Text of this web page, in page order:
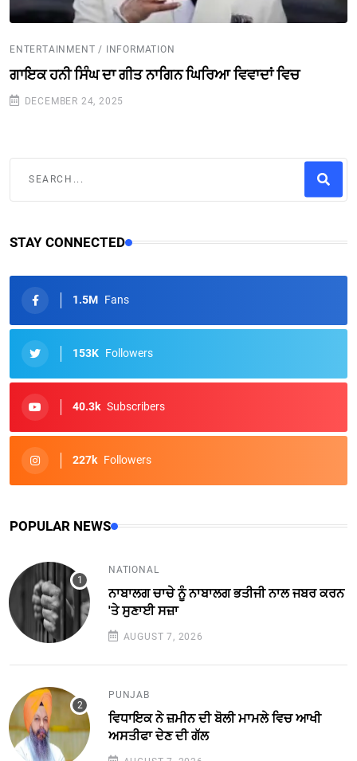
ENTERTAINMENT / INFORMATION
ਗਾਇਕ ਹਨੀ ਸਿੰਘ ਦਾ ਗੀਤ ਨਾਗਿਨ ਘਿਰਿਆ ਵਿਵਾਦਾਂ ਵਿਚ
DECEMBER 24, 2025
STAY CONNECTED
1.5M Fans
153K Followers
40.3k Subscribers
227k Followers
POPULAR NEWS
NATIONAL
ਨਾਬਾਲਗ ਚਾਚੇ ਨੂੰ ਨਾਬਾਲਗ ਭਤੀਜੀ ਨਾਲ ਜਬਰ ਕਰਨ
'ਤੇ ਸੁਣਾਈ ਸਜ਼ਾ
AUGUST 7, 2026
PUNJAB
ਵਿਧਾਇਕ ਨੇ ਜ਼ਮੀਨ ਦੀ ਬੋਲੀ ਮਾਮਲੇ ਵਿਚ ਆਖੀ
ਅਸਤੀਫਾ ਦੇਣ ਦੀ ਗੱਲ